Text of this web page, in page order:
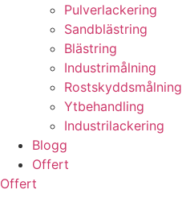
Pulverlackering
Sandblästring
Blästring
Industrimålning
Rostskyddsmålning
Ytbehandling
Industrilackering
Blogg
Offert
Offert